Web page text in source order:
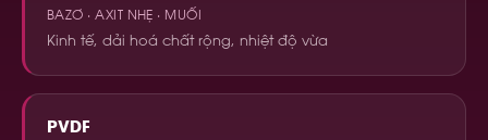
BAZƠ · AXIT NHẸ · MUỐI
Kinh tế, dải hoá chất rộng, nhiệt độ vừa
PVDF